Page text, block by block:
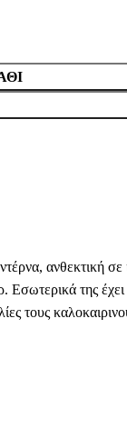
ανθεκτική
της έχει
τους